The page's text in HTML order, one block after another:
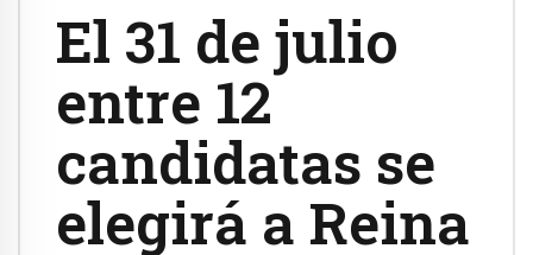
El 31 de julio
entre 12
candidatas se
elegirá a Reina